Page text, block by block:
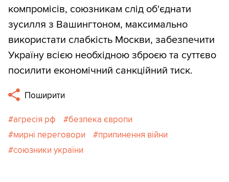
компромісів, союзникам слід об'єднати
зусилля з Вашингтоном, максимально
використати слабкість Москви, забезпечити
Україну всією необхідною зброєю та суттєво
посилити економічний санкційний тиск.
Поширити
агресія рф
безпека європи
мирні переговори
припинення війни
союзники україни